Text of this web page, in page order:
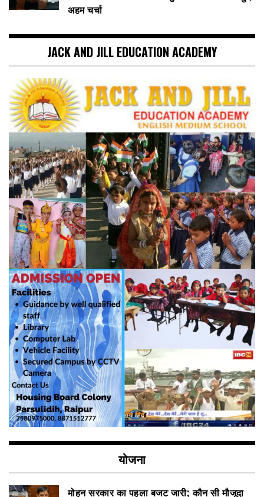
अहम चर्चा
JACK AND JILL EDUCATION ACADEMY
योजना
मोहन सरकार का पहला बजट जारी; कौन सी मौजूदा